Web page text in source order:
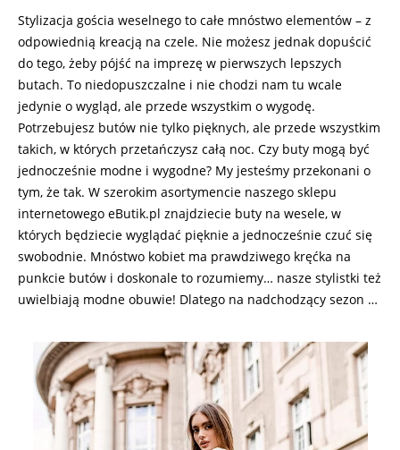
Stylizacja gościa weselnego to całe mnóstwo elementów – z
odpowiednią kreacją na czele. Nie możesz jednak dopuścić
do tego, żeby pójść na imprezę w pierwszych lepszych
butach. To niedopuszczalne i nie chodzi nam tu wcale
jedynie o wygląd, ale przede wszystkim o wygodę.
Potrzebujesz butów nie tylko pięknych, ale przede wszystkim
takich, w których przetańczysz całą noc. Czy buty mogą być
jednocześnie modne i wygodne? My jesteśmy przekonani o
tym, że tak. W szerokim asortymencie naszego sklepu
internetowego eButik.pl znajdziecie buty na wesele, w
których będziecie wyglądać pięknie a jednocześnie czuć się
swobodnie. Mnóstwo kobiet ma prawdziwego kręćka na
punkcie butów i doskonale to rozumiemy… nasze stylistki też
uwielbiają modne obuwie! Dlatego na nadchodzący sezon …